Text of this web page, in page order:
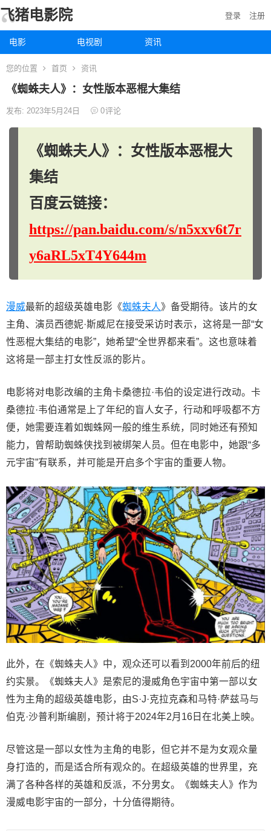
飞猪电影院
电影 电视剧 资讯
登录 注册
您的位置 首页 资讯
《蜘蛛夫人》：女性版本恶棍大集结
发布: 2023年5月24日 0评论
《蜘蛛夫人》：女性版本恶棍大
集结
百度云链接：
https://pan.baidu.com/s/n5xxv6t7r
y6aRL5xT4Y644m
漫威最新的超级英雄电影《蜘蛛夫人》备受期待。该片的女
主角、演员西德妮·斯威尼在接受采访时表示，这将是一部“女
性恶棍大集结的电影”，她希望“全世界都来看”。这也意味着
这将是一部主打女性反派的影片。
电影将对电影改编的主角卡桑德拉·韦伯的设定进行改动。卡
桑德拉·韦伯通常是上了年纪的盲人女子，行动和呼吸都不方
便，她需要连着如蜘蛛网一般的维生系统，同时她还有预知
能力，曾帮助蜘蛛侠找到被绑架人员。但在电影中，她跟“多
元宇宙”有联系，并可能是开启多个宇宙的重要人物。
此外，在《蜘蛛夫人》中，观众还可以看到2000年前后的纽
约实景。《蜘蛛夫人》是索尼的漫威角色宇宙中第一部以女
性为主角的超级英雄电影，由S·J·克拉克森和马特·萨兹马与
伯克·沙普利斯编剧，预计将于2024年2月16日在北美上映。
尽管这是一部以女性为主角的电影，但它并不是为女观众量
身打造的，而是适合所有观众的。在超级英雄的世界里，充
满了各种各样的英雄和反派，不分男女。《蜘蛛夫人》作为
漫威电影宇宙的一部分，十分值得期待。